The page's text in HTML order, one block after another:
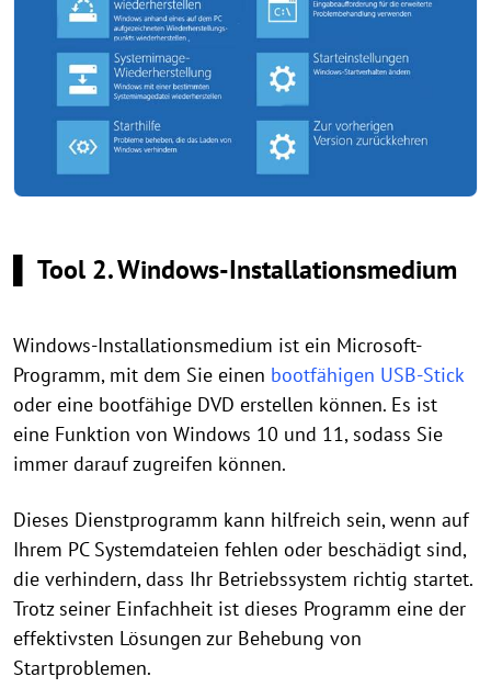
▌ Tool 2. Windows-Installationsmedium
Windows-Installationsmedium ist ein Microsoft-
Programm, mit dem Sie einen bootfähigen USB-Stick
oder eine bootfähige DVD erstellen können. Es ist
eine Funktion von Windows 10 und 11, sodass Sie
immer darauf zugreifen können.
Dieses Dienstprogramm kann hilfreich sein, wenn auf
Ihrem PC Systemdateien fehlen oder beschädigt sind,
die verhindern, dass Ihr Betriebssystem richtig startet.
Trotz seiner Einfachheit ist dieses Programm eine der
effektivsten Lösungen zur Behebung von
Startproblemen.